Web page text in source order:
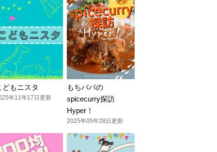
どもニスタ
年11年17日更新
もちパパの
spicecurry探訪
Hyper！
2025年05年28日更新